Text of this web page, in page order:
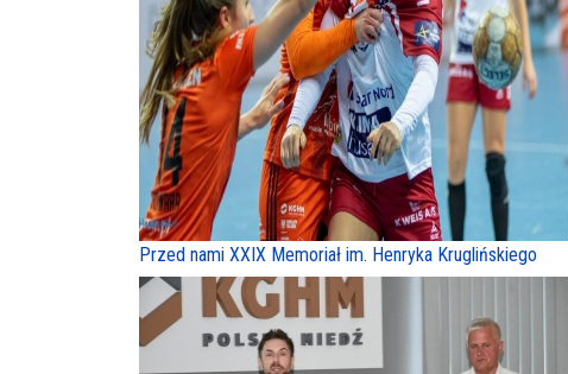
Przed nami XXIX Memoriał im. Henryka Kruglińskiego